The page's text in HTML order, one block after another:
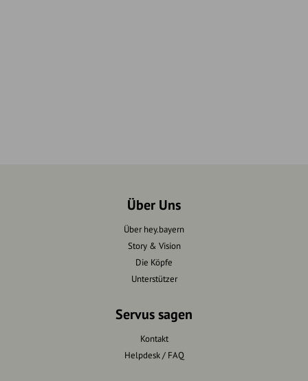
Über Uns
Über hey.bayern
Story & Vision
Die Köpfe
Unterstützer
Servus sagen
Kontakt
Helpdesk / FAQ